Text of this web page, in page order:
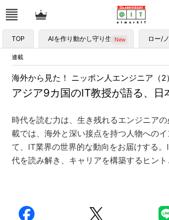
TOP AIを作り動かし守り生かす ロー/
連載
アジア9カ国のIT教授が語る、日
海外から見た！ ニッポン人エンジニア（2）
時代を読む力は、生き残れるエンジニア
載では、海外と深い接点を持つ人物への
て、IT業界の世界的な動向をお届けする
代を読み解き、キャリアを構築するヒント